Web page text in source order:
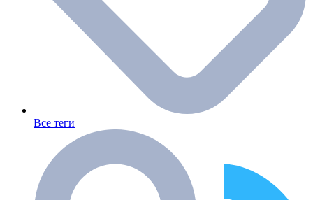
Все теги